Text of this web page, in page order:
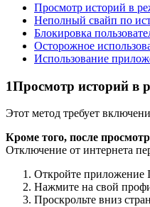
Просмотр историй в
Неполный свайп по
Блокировка
Осторожное
Использование
1Просмотр историй в
Этот метод требует
Кроме того, после
Отключение от интернета
Откройте приложение
Нажмите на свой
Проскрольте вниз